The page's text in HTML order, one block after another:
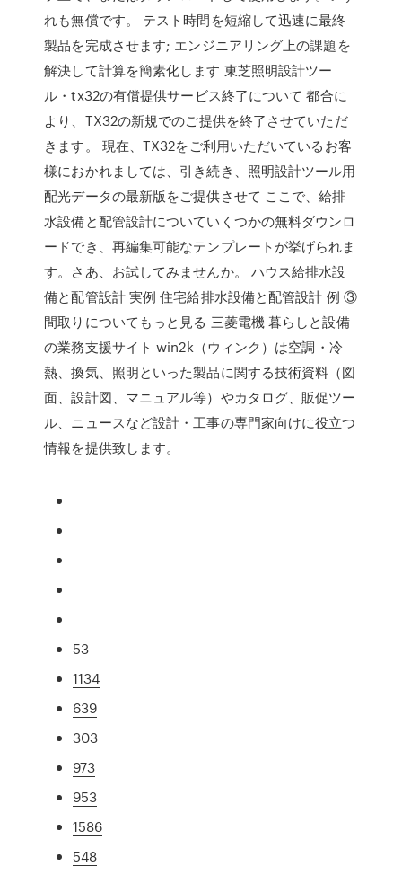
れも無償です。 テスト時間を短縮して迅速に最終
製品を完成させます; エンジニアリング上の課題を
解決して計算を簡素化します 東芝照明設計ツー
ル・tx32の有償提供サービス終了について 都合に
より、TX32の新規でのご提供を終了させていただ
きます。 現在、TX32をご利用いただいているお客
様におかれましては、引き続き、照明設計ツール用
配光データの最新版をご提供させて ここで、給排
水設備と配管設計についていくつかの無料ダウンロ
ードでき、再編集可能なテンプレートが挙げられま
す。さあ、お試してみませんか。 ハウス給排水設
備と配管設計 実例 住宅給排水設備と配管設計 例 ③
間取りについてもっと見る 三菱電機 暮らしと設備
の業務支援サイト win2k（ウィンク）は空調・冷
熱、換気、照明といった製品に関する技術資料（図
面、設計図、マニュアル等）やカタログ、販促ツー
ル、ニュースなど設計・工事の専門家向けに役立つ
情報を提供致します。
53
1134
639
303
973
953
1586
548